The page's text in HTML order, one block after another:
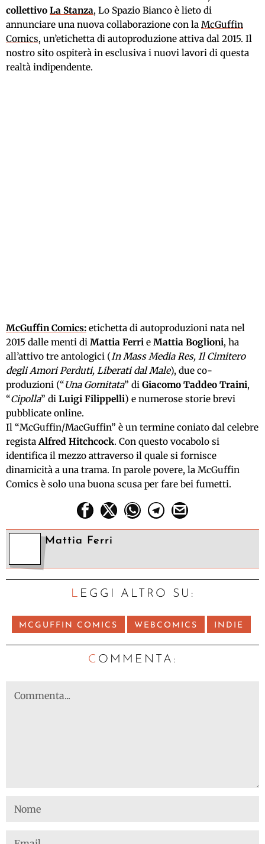
collettivo La Stanza, Lo Spazio Bianco è lieto di
annunciare una nuova collaborazione con la McGuffin
Comics, un’etichetta di autoproduzione attiva dal 2015. Il
nostro sito ospiterà in esclusiva i nuovi lavori di questa
realtà indipendente.
McGuffin Comics: etichetta di autoproduzioni nata nel
2015 dalle menti di Mattia Ferri e Mattia Boglioni, ha
all’attivo tre antologici (In Mass Media Res, Il Cimitero
degli Amori Perduti, Liberati dal Male), due co-
produzioni (“Una Gomitata” di Giacomo Taddeo Traini,
“Cipolla” di Luigi Filippelli) e numerose storie brevi
pubblicate online.
Il “McGuffin/MacGuffin” è un termine coniato dal celebre
regista Alfred Hitchcock. Con questo vocabolo si
identifica il mezzo attraverso il quale si fornisce
dinamicità a una trama. In parole povere, la McGuffin
Comics è solo una buona scusa per fare bei fumetti.
Mattia Ferri
LEGGI ALTRO SU:
MCGUFFIN COMICS WEBCOMICS INDIE
C OMMENTA: